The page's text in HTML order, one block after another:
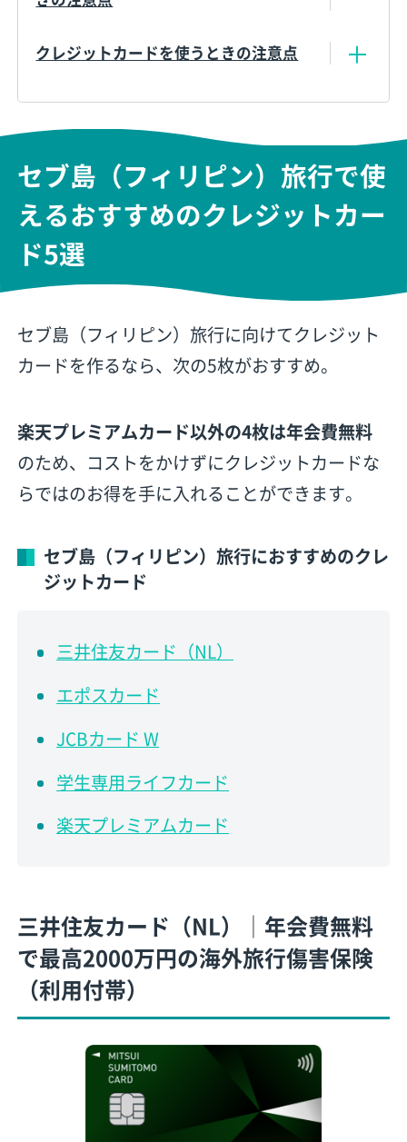
クレジットカードを使うときの注意点
セブ島（フィリピン）旅行で使
えるおすすめのクレジットカー
ド5選
セブ島（フィリピン）旅行に向けてクレジット
カードを作るなら、次の5枚がおすすめ。
楽天プレミアムカード以外の4枚は年会費無料
のため、コストをかけずにクレジットカードな
らではのお得を手に入れることができます。
セブ島（フィリピン）旅行におすすめのクレ
ジットカード
三井住友カード（NL）
エポスカード
JCBカード W
学生専用ライフカード
楽天プレミアムカード
三井住友カード（NL）│年会費無料
で最高2000万円の海外旅行傷害保険
（利用付帯）